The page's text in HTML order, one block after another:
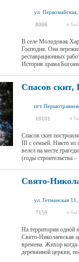
8006 я был
В селе Молодовая
Господня. Она
реставрационных
История храма
Спасов скит,
пгт
10101 я
Спасов скит
III с семьей. Никто из
велел на месте
(годы строительства –
Свято-
ул. Гетманская
7159 я был
На территории одной
Свято-Николаевская
времена. Жихор
деревянной церкви,